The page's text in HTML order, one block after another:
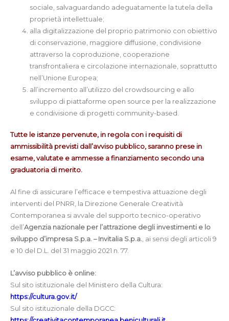
sociale, salvaguardando adeguatamente la tutela della
proprietà intellettuale;
alla digitalizzazione del proprio patrimonio con obiettivo
di conservazione, maggiore diffusione, condivisione
attraverso la coproduzione, cooperazione
transfrontaliera e circolazione internazionale, soprattutto
nell’Unione Europea;
all’incremento all’utilizzo del crowdsourcing e allo
sviluppo di piattaforme open source per la realizzazione
e condivisione di progetti community-based.
Tutte le istanze pervenute, in regola con i requisiti di
ammissibilità previsti dall’avviso pubblico, saranno prese in
esame, valutate e ammesse a finanziamento secondo una
graduatoria di merito.
Al fine di assicurare l’efficace e tempestiva attuazione degli
interventi del PNRR, la Direzione Generale Creatività
Contemporanea si avvale del supporto tecnico-operativo
dell’Agenzia nazionale per l’attrazione degli investimenti e lo
sviluppo d’impresa S.p.a. – Invitalia S.p.a., ai sensi degli articoli 9
e 10 del D.L. del 31 maggio 2021 n. 77.
L’avviso pubblico è online:
Sul sito istituzionale del Ministero della Cultura:
https://cultura.gov.it/
Sul sito istituzionale della DGCC: